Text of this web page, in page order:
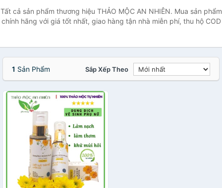
Tất cả sản phẩm thương hiệu THẢO MỘC AN NHIÊN. Mua sản phẩm
chính hãng với giá tốt nhất, giao hàng tận nhà miễn phí, thu hộ COD
1 Sản Phẩm Sắp Xếp Theo